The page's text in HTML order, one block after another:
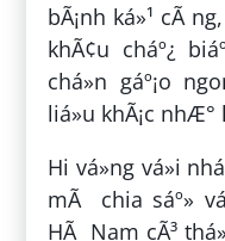
bÃ¡nh ká»¹ cÃ
khÃ¢u cháº¿
chá»n gáº¡o
liá»u khÃ¡c nhÆ°
Hi vá»ng vá»i
mÃ chia sáº»
HÃ Nam cÃ³